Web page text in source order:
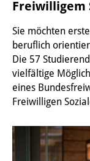
Freiwilligem
Sie möchten
beruflich
Die 57
vielfältige
eines
Freiwilligen